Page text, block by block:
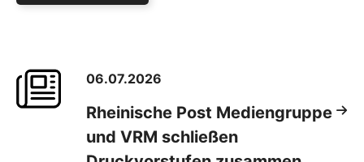
06.07.2026
Rheinische Post Mediengruppe
und VRM schließen